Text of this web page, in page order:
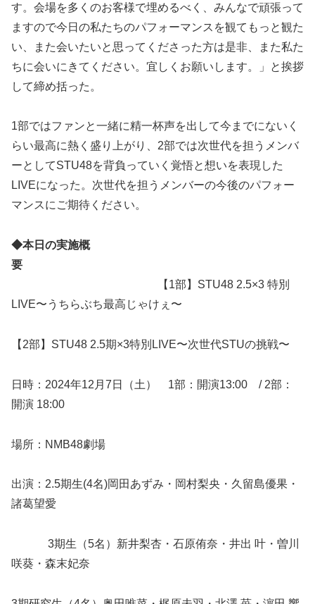
す。会場を多くのお客様で埋めるべく、みんなで頑張って
ますので今日の私たちのパフォーマンスを観てもっと観た
い、また会いたいと思ってくださった方は是非、また私た
ちに会いにきてください。宜しくお願いします。」と挨拶
して締め括った。
1部ではファンと一緒に精一杯声を出して今までにないく
らい最高に熱く盛り上がり、2部では次世代を担うメンバ
ーとしてSTU48を背負っていく覚悟と想いを表現した
LIVEになった。次世代を担うメンバーの今後のパフォー
マンスにご期待ください。
◆本日の実施概
要
【1部】STU48 2.5×3 特別
LIVE〜うちらぶち最高じゃけぇ〜
【2部】STU48 2.5期×3特別LIVE〜次世代STUの挑戦〜
日時：2024年12月7日（土） 1部：開演13:00 / 2部：
開演 18:00
場所：NMB48劇場
出演：2.5期生(4名)岡田あずみ・岡村梨央・久留島優果・
諸葛望愛
3期生（5名）新井梨杏・石原侑奈・井出 叶・曽川
咲葵・森末妃奈